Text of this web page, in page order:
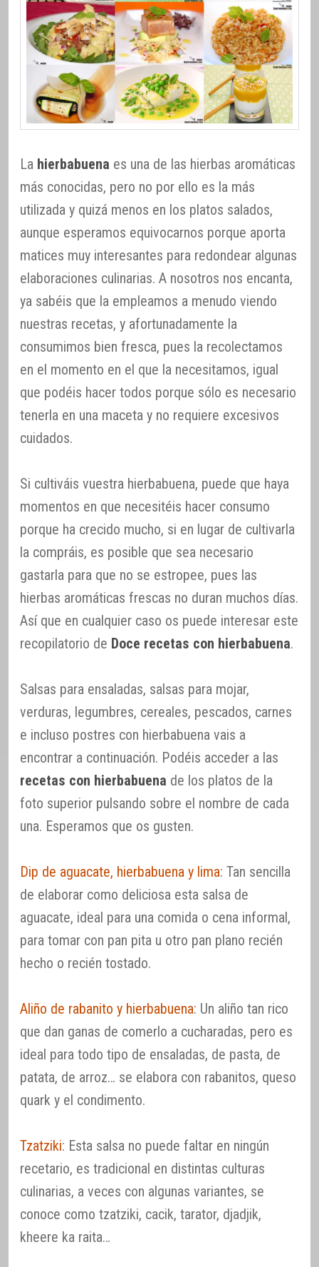
La hierbabuena es una de las hierbas aromáticas
más conocidas, pero no por ello es la más
utilizada y quizá menos en los platos salados,
aunque esperamos equivocarnos porque aporta
matices muy interesantes para redondear algunas
elaboraciones culinarias. A nosotros nos encanta,
ya sabéis que la empleamos a menudo viendo
nuestras recetas, y afortunadamente la
consumimos bien fresca, pues la recolectamos
en el momento en el que la necesitamos, igual
que podéis hacer todos porque sólo es necesario
tenerla en una maceta y no requiere excesivos
cuidados.
Si cultiváis vuestra hierbabuena, puede que haya
momentos en que necesitéis hacer consumo
porque ha crecido mucho, si en lugar de cultivarla
la compráis, es posible que sea necesario
gastarla para que no se estropee, pues las
hierbas aromáticas frescas no duran muchos días.
Así que en cualquier caso os puede interesar este
recopilatorio de Doce recetas con hierbabuena.
Salsas para ensaladas, salsas para mojar,
verduras, legumbres, cereales, pescados, carnes
e incluso postres con hierbabuena vais a
encontrar a continuación. Podéis acceder a las
recetas con hierbabuena de los platos de la
foto superior pulsando sobre el nombre de cada
una. Esperamos que os gusten.
Dip de aguacate, hierbabuena y lima: Tan sencilla
de elaborar como deliciosa esta salsa de
aguacate, ideal para una comida o cena informal,
para tomar con pan pita u otro pan plano recién
hecho o recién tostado.
Aliño de rabanito y hierbabuena: Un aliño tan rico
que dan ganas de comerlo a cucharadas, pero es
ideal para todo tipo de ensaladas, de pasta, de
patata, de arroz… se elabora con rabanitos, queso
quark y el condimento.
Tzatziki: Esta salsa no puede faltar en ningún
recetario, es tradicional en distintas culturas
culinarias, a veces con algunas variantes, se
conoce como tzatziki, cacik, tarator, djadjik,
kheere ka raita…